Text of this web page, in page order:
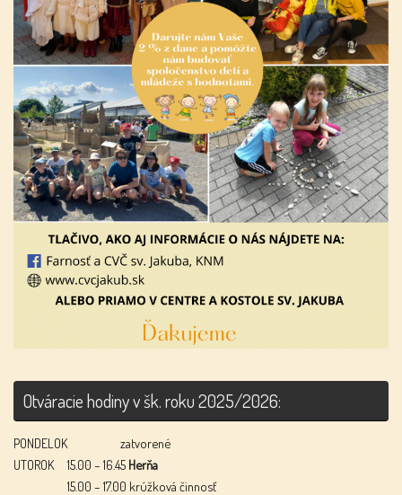
Otváracie hodiny v šk. roku 2025/2026:
PONDELOK
zatvorené
UTOROK
15.00 – 16.45 Herňa
15.00 – 17.00 krúžková činnosť